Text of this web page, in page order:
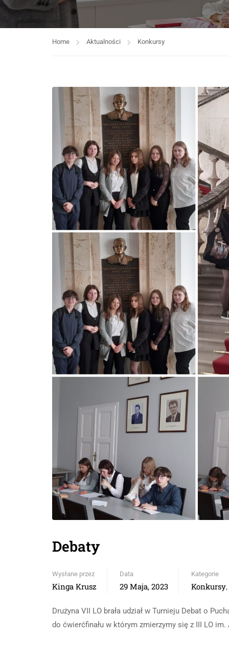
Home Aktualności Konkursy
Debaty
Wysłane przez
Kinga Krusz
Data
29 Maja, 2023
Kategorie
Konkursy,
Drużyna VII LO brała udział w Turnieju Debat o
do ćwierćfinału w którym zmierzymy się z III LO